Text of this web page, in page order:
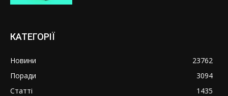
КАТЕГОРІЇ
Новини
23762
Поради
3094
Статті
1435